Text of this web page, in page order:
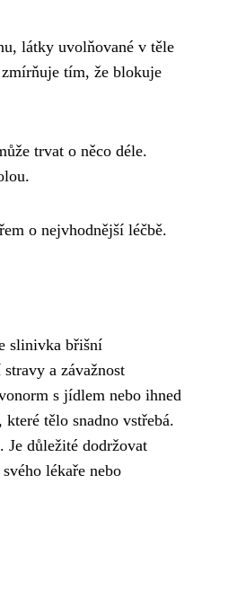
látky uvolňované v těle
tím, že blokuje
trvat o něco déle.
o nejvhodnější léčbě.
slinivka břišní
a závažnost
s jídlem nebo ihned
tělo snadno vstřebá.
Je důležité dodržovat
lékaře nebo